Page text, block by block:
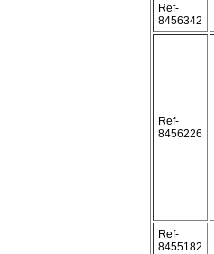
Ref-
8456342
Ref-
8456226
Ref-
8455182